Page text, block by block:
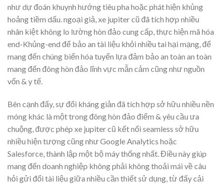
như dự đoán khuynh hướng tiêu pha hoặc phát hiện khủng
hoảng tiềm dấu. ngoại giả, xe jupiter cũ đã tích hợp nhiều
nhân kiệt không lo lường hòn đảo cung cấp, thực hiện mã hóa
end-Khủng-end để bảo an tài liệu khỏi nhiều tai hại mạng, để
mang đến chúng biến hóa tuyển lựa đảm bảo an toàn an toàn
mang đến đông hòn đảo lĩnh vực mẫn cảm cũng như nguồn
vốn & y tế.
Bên cạnh đấy, sự đối kháng giản đã tích hợp sở hữu nhiều nền
móng khác là một trong đông hòn đảo điểm & yêu cầu ưa
chuộng, được phép xe jupiter cũ kết nối seamless sở hữu
nhiều hiện tượng cũng như Google Analytics hoặc
Salesforce, thành lập một bộ máy thống nhất. Điều này giúp
mang đến doanh nghiệp không phải không thoải mái về câu
hỏi gửi đổi tài liệu giữa nhiều cần thiết sử dụng, từ đấy cải